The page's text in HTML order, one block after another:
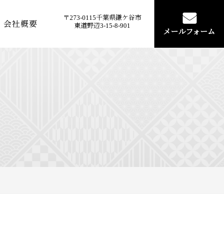
会社概要
〒273-0115千葉県鎌ケ谷市
東道野辺3-15-8-901
メールフォーム